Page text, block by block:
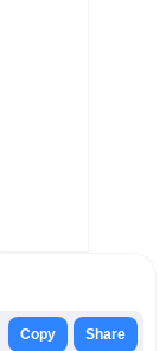
Copy Share